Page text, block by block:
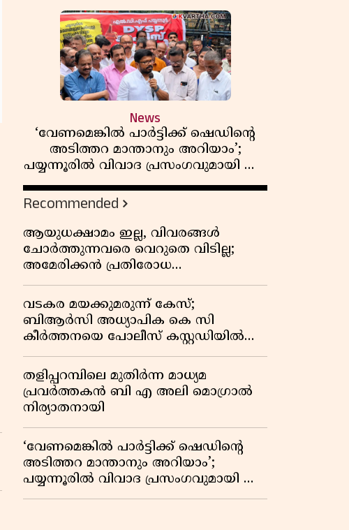
News
‘വേണമെങ്കിൽ പാർട്ടിക്ക് ഷെഡിൻ്റെ
അടിത്തറ മാന്താനും അറിയാം’;
പയ്യന്നൂരിൽ വിവാദ പ്രസംഗവുമായി കെ
കെ രാഗേഷ്
Recommended
ആയുധക്ഷാമം ഇല്ല, വിവരങ്ങൾ
ചോർത്തുന്നവരെ വെറുതെ വിടില്ല;
അമേരിക്കൻ പ്രതിരോധ
സെക്രട്ടറിയുമായി കൊമ്പുകോർത്ത്
ട്രംപ്
വടകര മയക്കുമരുന്ന് കേസ്;
ബിആർസി അധ്യാപിക കെ സി
കീർത്തനയെ പോലീസ് കസ്റ്റഡിയിൽ
വിട്ടു
തളിപ്പറമ്പിലെ മുതിർന്ന മാധ്യമ
പ്രവർത്തകൻ ബി എ അലി മൊഗ്രാൽ
നിര്യാതനായി
‘വേണമെങ്കിൽ പാർട്ടിക്ക് ഷെഡിൻ്റെ
അടിത്തറ മാന്താനും അറിയാം’;
പയ്യന്നൂരിൽ വിവാദ പ്രസംഗവുമായി കെ
കെ രാഗേഷ്